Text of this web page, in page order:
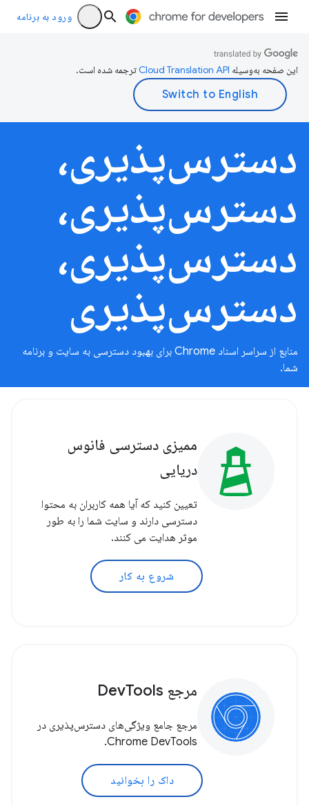
ورود به برنامه
این صفحه به‌وسیله ترجمه شده است.
دسترس‌پذیری،
دسترس‌پذیری،
دسترس‌پذیری،
دسترس‌پذیری
منابع از سراسر اسناد Chrome برای بهبود دسترسی به سایت و برنامه
شما.
ممیزی دسترسی فانوس
دریایی
تعیین کنید که آیا همه کاربران به محتوا
دسترسی دارند و سایت شما را به طور
موثر هدایت می کنند.
شروع به کار
مرجع DevTools
مرجع جامع ویژگی‌های دسترس‌پذیری در
Chrome DevTools.
داک را بخوانید